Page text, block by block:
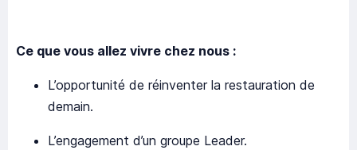
Ce que vous allez vivre chez nous :
L’opportunité de réinventer la restauration de
demain.
L’engagement d’un groupe Leader.